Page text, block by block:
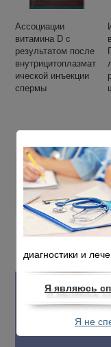
Ассоциации
витамина D с
результатом после
внутрицитоплазмат
ической инъекции
спермы
диагностики и
Я являюсь
Я не